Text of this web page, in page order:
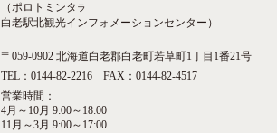
（ポロトミンタ ラ
白老駅北観光インフォメーションセンター）
〒059-0902 北海道白老郡白老町若草町1丁目1番21号
TEL：0144-82-2216 FAX：0144-82-4517
営業時間：
4月～10月 9:00～18:00
11月～3月 9:00～17:00